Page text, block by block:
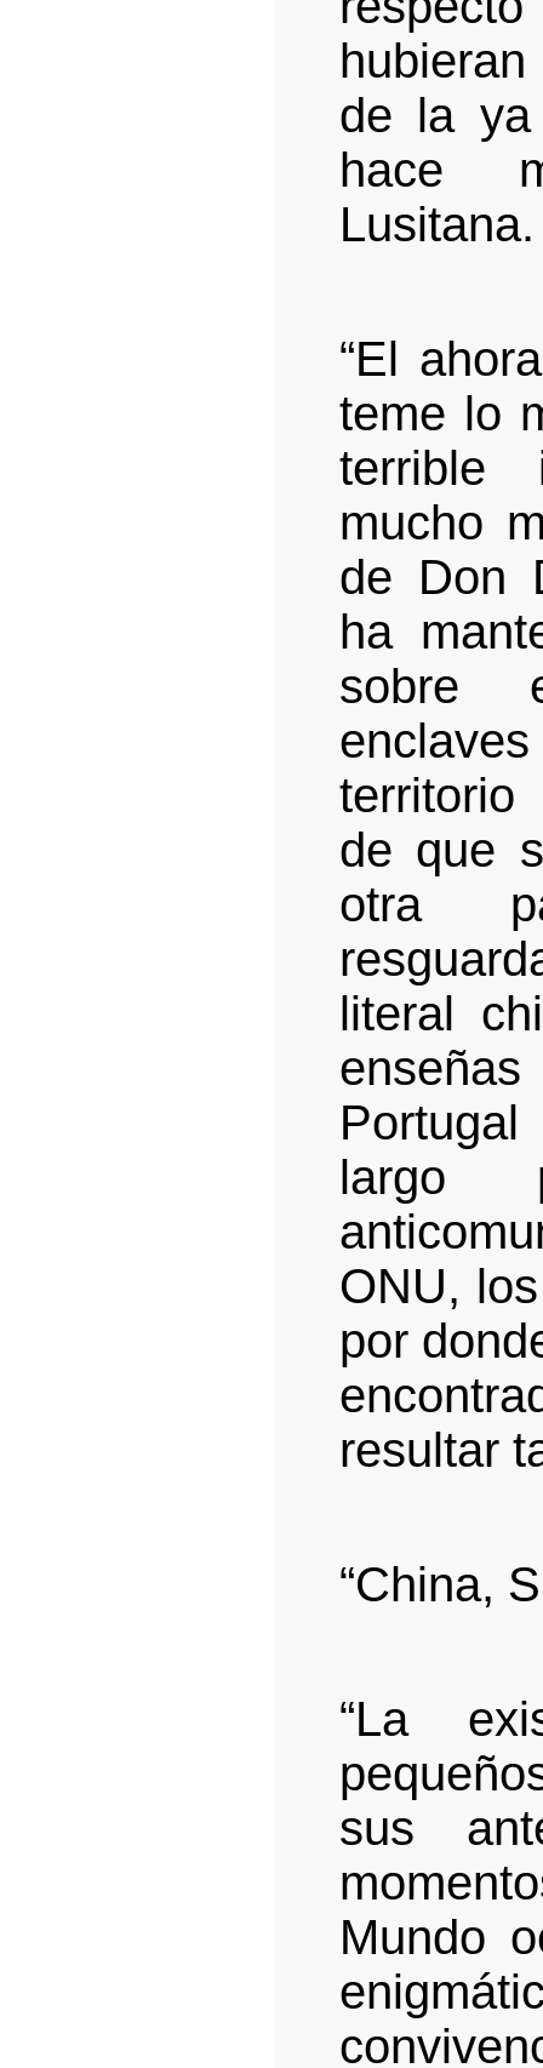
de la
hace
Lusitana.
“El
teme lo
terrible
mucho
de Don
ha
sobre
de que
otra
literal
largo
ONU,
por
resultar
“China,
“La
sus
Mundo